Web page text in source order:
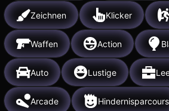
Zeichnen Klicker
Waffen Action
Auto Lustige
Arcade Hindernisparcours